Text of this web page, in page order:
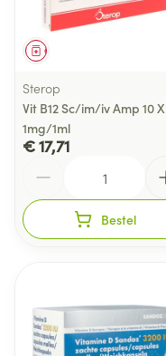
Geneesmiddel
Sterop
Vit B12 Sc/im/iv Amp 10 X
1mg/1ml
€ 17,71
Bestel